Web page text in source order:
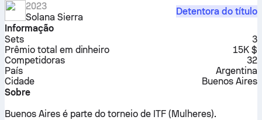
2023
Solana Sierra
Detentora do título
Informação
Sets
3
Prêmio total em dinheiro
15K $
Competidoras
32
País
Argentina
Cidade
Buenos Aires
Sobre
Buenos Aires é parte do torneio de ITF (Mulheres).